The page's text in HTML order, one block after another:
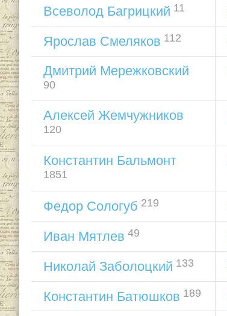
Всеволод Багрицкий 11
Ярослав Смеляков 112
Дмитрий Мережковский
90
Алексей Жемчужников
120
Константин Бальмонт
1851
Федор Сологуб 219
Иван Мятлев 49
Николай Заболоцкий 133
Константин Батюшков 189